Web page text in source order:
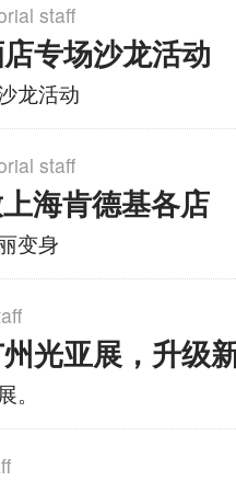
staff
专场沙龙活动
龙活动
staff
海肯德基各店
变身
光亚展，升级